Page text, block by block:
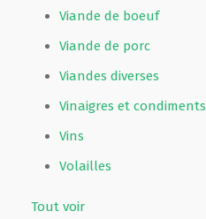
Viande de boeuf
Viande de porc
Viandes diverses
Vinaigres et condiments
Vins
Volailles
Tout voir